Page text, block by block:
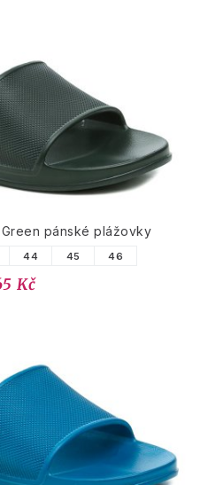
pánské plážovky
44 45 46
Kč